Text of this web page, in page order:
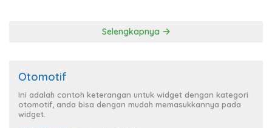
Selengkapnya
Otomotif
Ini adalah contoh keterangan untuk widget dengan kategori
otomotif, anda bisa dengan mudah memasukkannya pada
widget.